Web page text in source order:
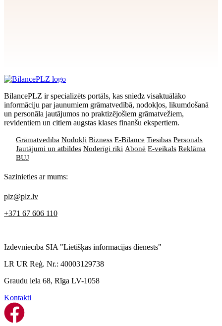
BilancePLZ ir specializēts portāls, kas sniedz visaktuālāko
informāciju par jaunumiem grāmatvedībā, nodokļos, likumdošanā
un personāla jautājumos no praktizējošiem grāmatvežiem,
revidentiem un citiem augstas klases finanšu ekspertiem.
Grāmatvedība Nodokļi Bizness E-Bilance Tiesības Personāls
Jautājumi un atbildes Noderīgi rīki Abonē E-veikals Reklāma
BUJ
Sazinieties ar mums:
plz@plz.lv
+371 67 606 110
Izdevniecība SIA "Lietišķās informācijas dienests"
LR UR Reģ. Nr.: 40003129738
Graudu iela 68, Rīga LV-1058
Kontakti